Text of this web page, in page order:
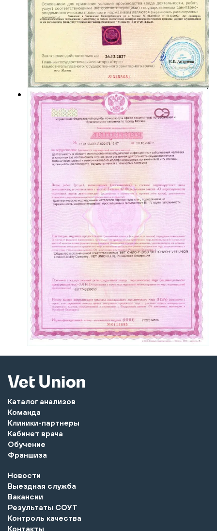
Каталог анализов
Команда
Клиники-партнеры
Кабинет врача
Обучение
Франшиза
Новости
Выездная служба
Вакансии
Результаты СОУТ
Контроль качества
Контакты